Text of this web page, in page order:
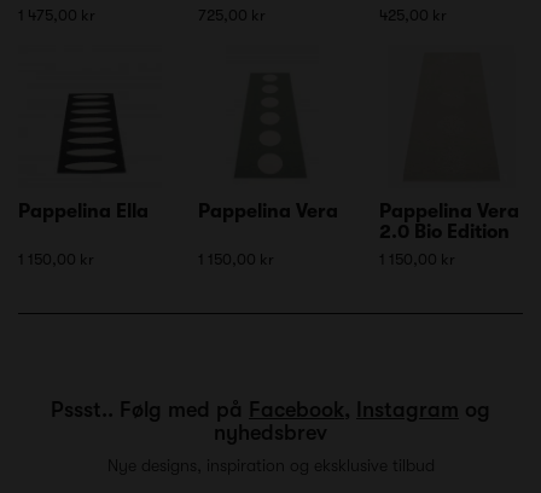
1 475,00 kr 725,00 kr 425,00 kr
Pappelina Ella
1 150,00 kr
Pappelina Vera
1 150,00 kr
Pappelina Vera
2.0 Bio Edition
1 150,00 kr
Pssst.. Følg med på Facebook, Instagram og
nyhedsbrev
Nye designs, inspiration og eksklusive tilbud